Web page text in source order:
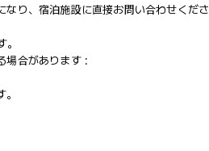
り、宿泊施設に直接お問い合わせくださ
場合があります :